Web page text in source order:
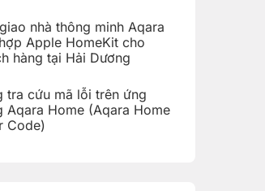
nhà thông minh Aqara
Apple HomeKit cho
hàng tại Hải Dương
tra cứu mã lỗi trên ứng
Aqara Home (Aqara Home
Code)